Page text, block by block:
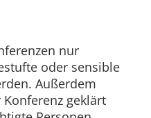
nur
oder sensible
Außerdem
geklärt